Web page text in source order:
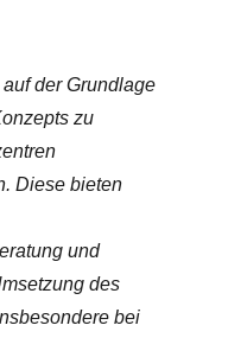
der Grundlage
zu
Diese bieten
und
des
bei